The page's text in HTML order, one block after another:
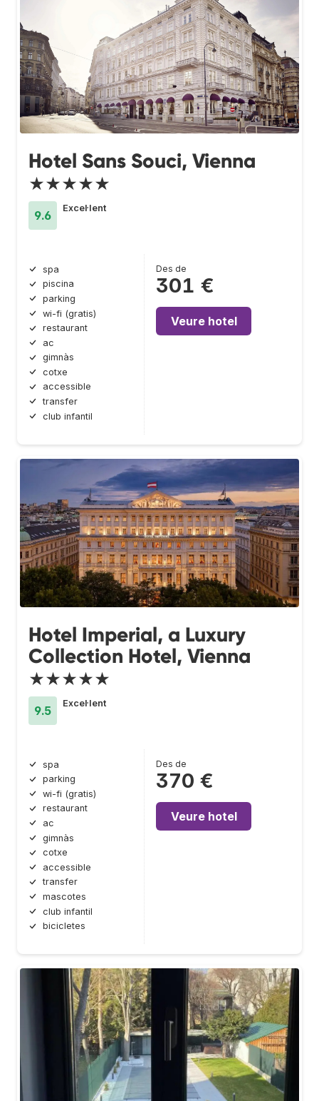
Hotel Sans Souci, Vienna
★★★★★
9.6
Excel·lent
spa
piscina
parking
wi-fi (gratis)
restaurant
ac
gimnàs
cotxe
accessible
transfer
club infantil
Des de
301 €
Veure hotel
Hotel Imperial, a Luxury
Collection Hotel, Vienna
★★★★★
9.5
Excel·lent
spa
parking
wi-fi (gratis)
restaurant
ac
gimnàs
cotxe
accessible
transfer
mascotes
club infantil
bicicletes
Des de
370 €
Veure hotel